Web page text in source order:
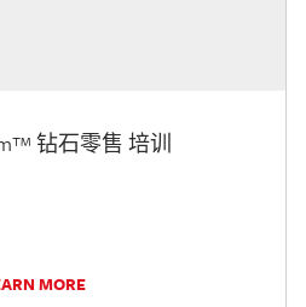
钻石零售 培训
MORE